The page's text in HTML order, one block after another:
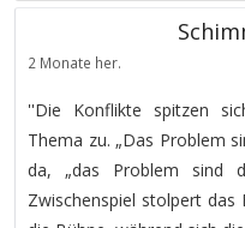
2 Monate her.
''Die Konflikte spitzen
Thema zu. „Das Problem
da, „das Problem sind
Zwischenspiel stolpert